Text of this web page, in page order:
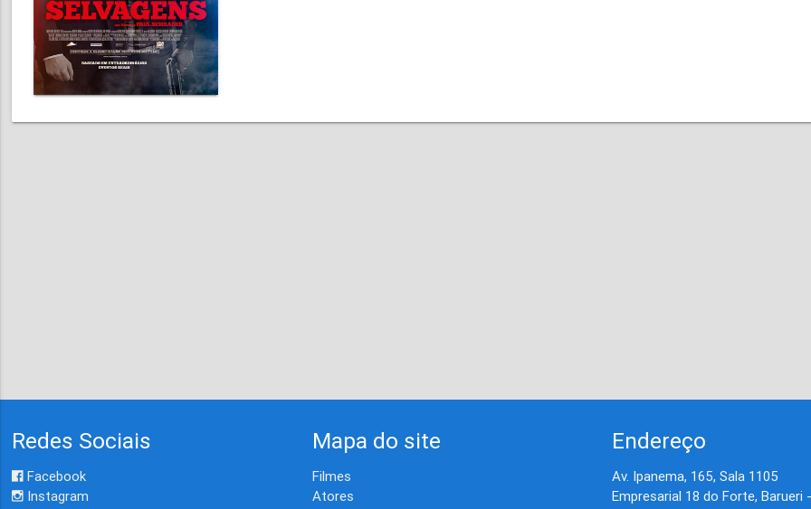
Redes Sociais
Facebook
Instagram
Mapa do site
Filmes
Atores
Endereço
Av. Ipanema, 165, Sala 1105
Empresarial 18 do Forte, Barueri